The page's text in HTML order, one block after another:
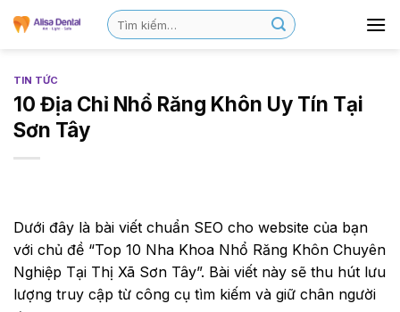
TIN TỨC
10 Địa Chỉ Nhổ Răng Khôn Uy Tín Tại
Sơn Tây
Dưới đây là bài viết chuẩn SEO cho website của bạn
với chủ đề “Top 10 Nha Khoa Nhổ Răng Khôn Chuyên
Nghiệp Tại Thị Xã Sơn Tây”. Bài viết này sẽ thu hút lưu
lượng truy cập từ công cụ tìm kiếm và giữ chân người